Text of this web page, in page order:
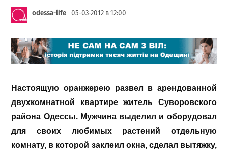
odessa-life 05-03-2012 в 12:00
Настоящую оранжерею развел в арендованной
двухкомнатной
квартире житель
Суворовского
района Одессы. Мужчина выделил и оборудовал
для своих любимых растений
отдельную
комнату, в которой заклеил окна, сделал вытяжку,